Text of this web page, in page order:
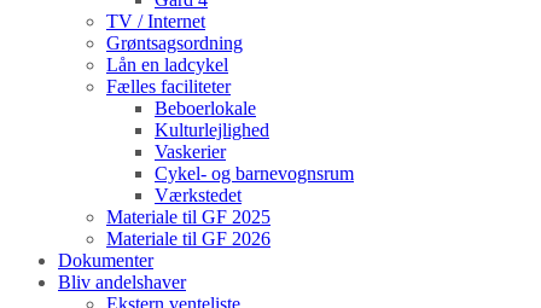
TV / Internet
Grøntsagsordning
Lån en ladcykel
Fælles faciliteter
Beboerlokale
Kulturlejlighed
Vaskerier
Cykel- og barnevognsrum
Værkstedet
Materiale til GF 2025
Materiale til GF 2026
Dokumenter
Bliv andelshaver
Ekstern venteliste